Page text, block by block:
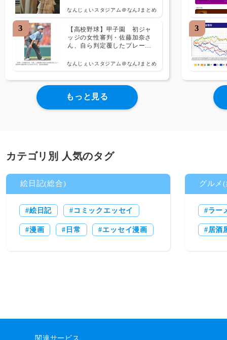
なんじぇいスタジアム＠なんJまとめ
3
【高校野球】甲子園　初ジャ
ッジの女性審判・佐藤加奈さ
ん、自ら判定覆したプレーを
｢苦いデビュー戦に…｣
なんじぇいスタジアム＠なんJまとめ
もっと見る
3
カテゴリ別 人気のタグ
絵日記(総合)
絵日記 コミックエッセイ
漫画 日常 エッセイ漫画
グルメ
ラー
居酒
関連サービス